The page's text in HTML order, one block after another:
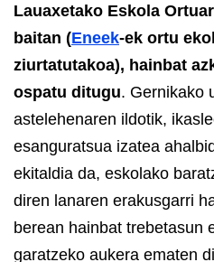
Lauaxetako Eskola
baitan (Eneek-ek ortu
ziurtatutakoa), hainbat
ospatu ditugu. Gernikako
astelehenaren ildotik,
esanguratsua izatea
ekitaldia da, eskolako
diren lanaren erakusgarri
berean hainbat trebetasun
garatzeko aukera ematen